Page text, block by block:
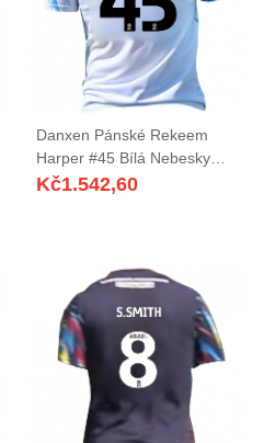
Danxen Pánské Rekeem
Harper #45 Bílá Nebesky
Modrá Domů Hráčské Dresy
Kč1.542,60